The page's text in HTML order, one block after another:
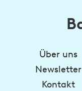
Über uns
Newsletter
Kontakt